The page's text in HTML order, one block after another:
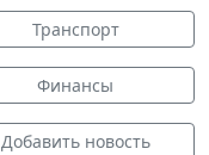
Транспорт
Финансы
Добавить новость